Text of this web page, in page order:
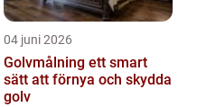
04 juni 2026
Golvmålning ett smart
sätt att förnya och skydda
golv